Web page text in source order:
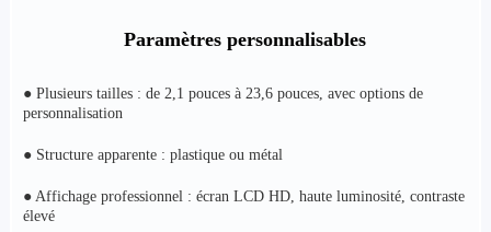
Paramètres personnalisables
● Plusieurs tailles : de 2,1 pouces à 23,6 pouces, avec options de
personnalisation
● Structure apparente : plastique ou métal
● Affichage professionnel : écran LCD HD, haute luminosité, contraste
élevé